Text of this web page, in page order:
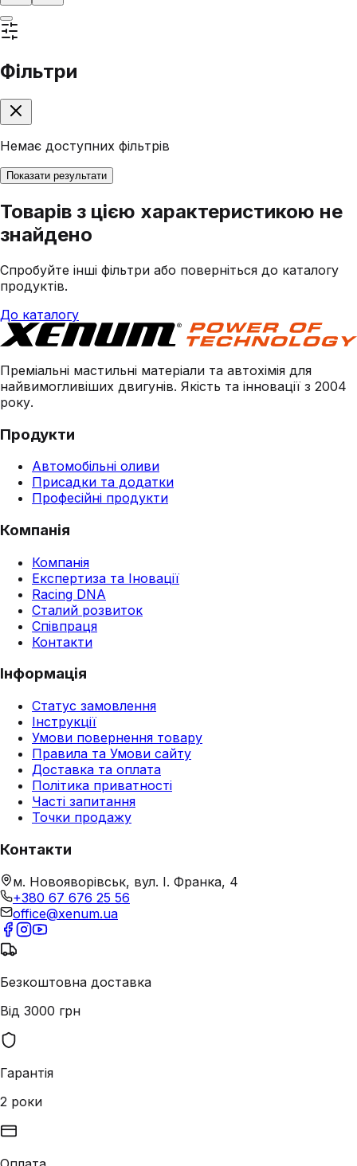
Фільтри
Немає доступних фільтрів
Показати результати
Товарів з цією характеристикою не
знайдено
Спробуйте інші фільтри або поверніться до каталогу
продуктів.
До каталогу
Преміальні мастильні матеріали та автохімія для
найвимогливіших двигунів. Якість та інновації з 2004
року.
Продукти
Автомобільні оливи
Присадки та додатки
Професійні продукти
Компанія
Компанія
Експертиза та Іновації
Racing DNA
Сталий розвиток
Співпраця
Контакти
Інформація
Статус замовлення
Інструкції
Умови повернення товару
Правила та Умови сайту
Доставка та оплата
Політика приватності
Часті запитання
Точки продажу
Контакти
м. Новояворівськ, вул. І. Франка, 4
+380 67 676 25 56
office@xenum.ua
Безкоштовна доставка
Від 3000 грн
Гарантія
2 роки